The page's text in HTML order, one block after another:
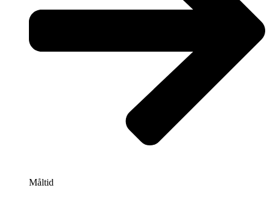
Måltid